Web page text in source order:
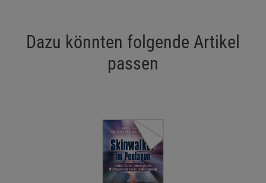
Dazu könnten folgende Artikel
passen